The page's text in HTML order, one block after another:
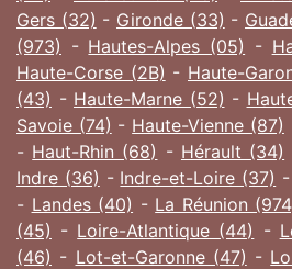
Gers (32) - Gironde (33) -
(973) - Hautes-Alpes (05) -
Haute-Corse (2B) - Haute-
(43) - Haute-Marne (52) -
Savoie (74) - Haute-Vienne (87)
- Haut-Rhin (68) - Hérault (34)
Indre (36) - Indre-et-Loire (37) -
- Landes (40) - La Réunion
(45) - Loire-Atlantique (44) -
(46) - Lot-et-Garonne (47) -